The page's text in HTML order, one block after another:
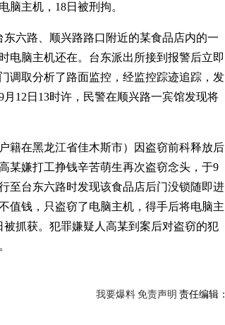
脑主机，18日被刑拘。
六路、顺兴路路口附近的某食品店内的一
电脑主机还在。台东派出所接到报警后立即
调取分析了路面监控，经监控踪迹追踪，发
12日13时许，民警在顺兴路一宾馆发现将
籍在黑龙江省佳木斯市）因盗窃前科释放后
某嫌打工挣钱辛苦萌生再次盗窃念头，于9
至台东六路时发现该食品店后门没锁随即进
值钱，只盗窃了电脑主机，得手后将电脑主
抓获。犯罪嫌疑人高某到案后对盗窃的犯
我要爆料免责声明 责任编辑：